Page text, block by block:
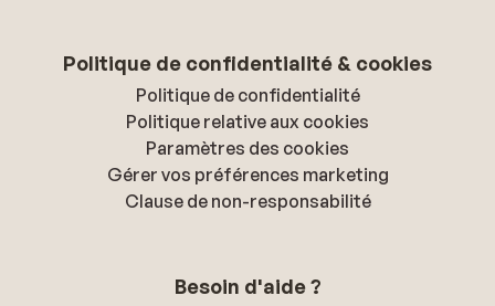
Politique de confidentialité & cookies
Politique de confidentialité
Politique relative aux cookies
Paramètres des cookies
Gérer vos préférences marketing
Clause de non-responsabilité
Besoin d'aide ?